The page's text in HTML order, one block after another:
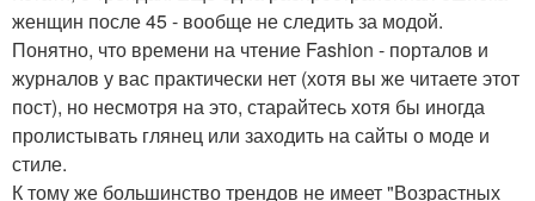
женщин после 45 - вообще не следить за модой.
Понятно, что времени на чтение Fashion - порталов и
журналов у вас практически нет (хотя вы же читаете этот
пост), но несмотря на это, старайтесь хотя бы иногда
пролистывать глянец или заходить на сайты о моде и
стиле.
К тому же большинство трендов не имеет "Возрастных